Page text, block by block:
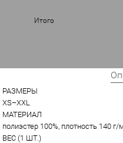
Итого
РАЗМЕРЫ
XS–XXL
МАТЕРИАЛ
полиэстер 100%, плотность 140 г/
ВЕС (1 ШТ.)